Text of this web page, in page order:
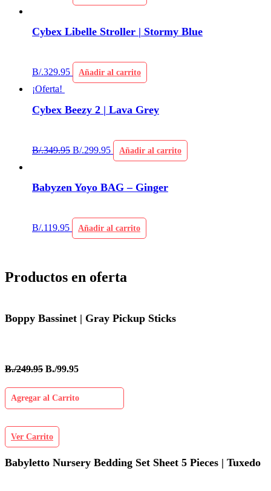
Cybex Libelle Stroller | Stormy Blue
B/.329.95 Añadir al carrito
¡Oferta!
Cybex Beezy 2 | Lava Grey
B/.349.95 B/.299.95 Añadir al carrito
Babyzen Yoyo BAG – Ginger
B/.119.95 Añadir al carrito
Productos en oferta
Boppy Bassinet | Gray Pickup Sticks
B./249.95 B./99.95
Agregar al Carrito
Ver Carrito
Babyletto Nursery Bedding Set Sheet 5 Pieces | Tuxedo